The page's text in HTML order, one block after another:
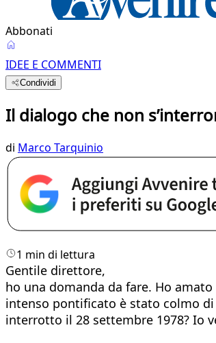
Abbonati
IDEE E COMMENTI
Condividi
Il dialogo che non
di Marco Tarquinio
1 min di lettura
Gentile direttore,
ho una domanda da fare. Ho
intenso pontificato è stato colmo di
interrotto il 28 settembre 1978? Io